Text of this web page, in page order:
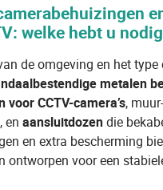
welke hebt u
de omgeving en het type
metalen
voor CCTV-camera’s,
en aansluitdozendie
en extra bescherming
ontworpen voor een